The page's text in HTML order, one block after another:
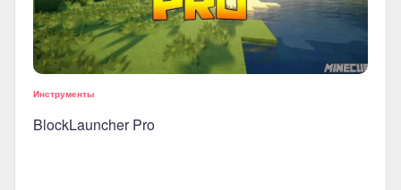
Инструменты
BlockLauncher Pro